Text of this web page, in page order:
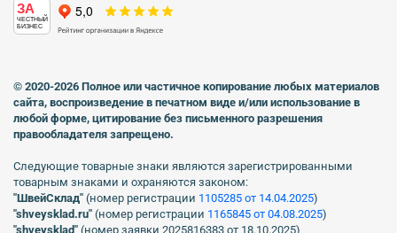
ЗА
ЧЕСТНЫЙ
БИЗНЕС
© 2020-2026 Полное или частичное копирование любых материалов
сайта, воспроизведение в печатном виде и/или использование в
любой форме, цитирование без письменного разрешения
правообладателя запрещено.
Следующие товарные знаки являются зарегистрированными
товарным знаками и охраняются законом:
"ШвейСклад" (номер регистрации 1105285 от 14.04.2025)
"shveуsklad.ru" (номер регистрации 1165845 от 04.08.2025)
"shveysklad" (номер заявки 2025816383 от 18.10.2025)